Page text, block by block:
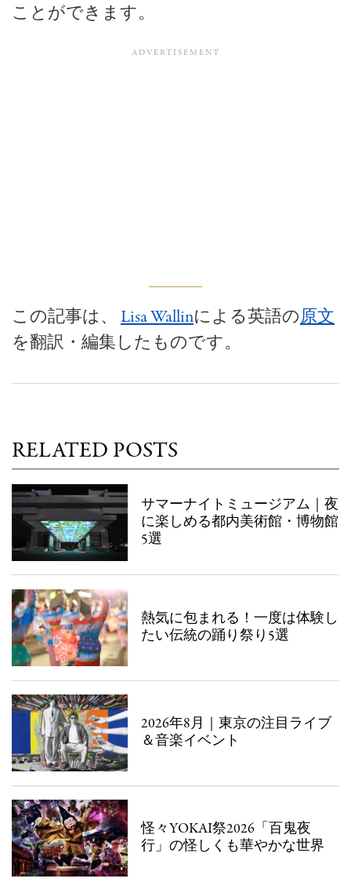
ことができます。
この記事は、 Lisa Wallinによる英語の原文
を翻訳・編集したものです。
RELATED POSTS
サマーナイトミュージアム｜夜
に楽しめる都内美術館・博物館
5選
熱気に包まれる！一度は体験し
たい伝統の踊り祭り5選
2026年8月｜東京の注目ライブ
＆音楽イベント
怪々YOKAI祭2026「百鬼夜
行」の怪しくも華やかな世界